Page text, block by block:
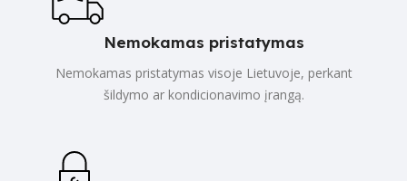
Nemokamas pristatymas
Nemokamas pristatymas visoje Lietuvoje, perkant
šildymo ar kondicionavimo įrangą.